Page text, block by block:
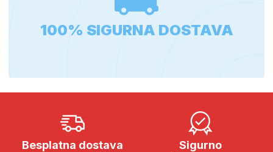
100% SIGURNA DOSTAVA
Besplatna dostava Sigurno